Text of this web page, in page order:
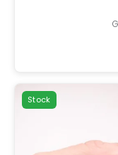
Stock